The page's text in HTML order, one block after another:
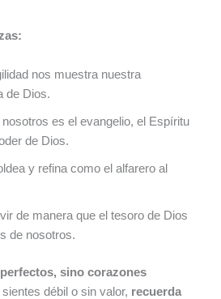
nos muestra nuestra
de Dios.
nosotros es el evangelio, el Espíritu
de Dios.
y refina como el alfarero al
de manera que el tesoro de Dios
de nosotros.
sino corazones
débil o sin valor, recuerda